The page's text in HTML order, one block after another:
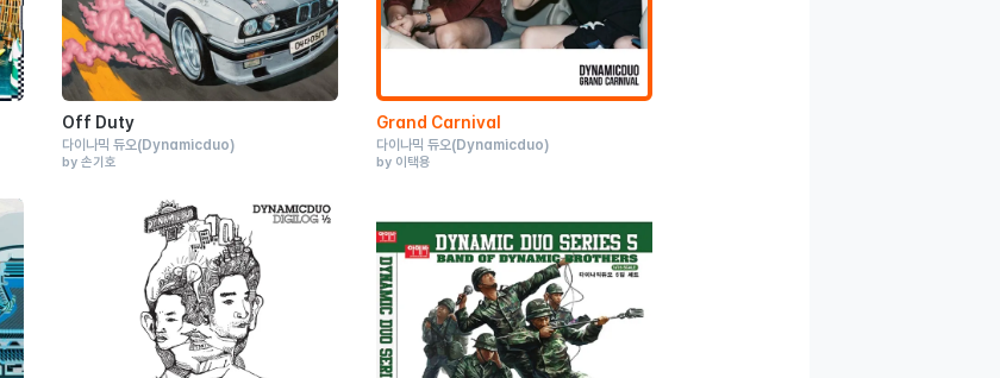
Off Duty
다이나믹 듀오(Dynamicduo)
by 손기호
Grand Carnival
다이나믹 듀오(Dynamicduo)
by 이택용